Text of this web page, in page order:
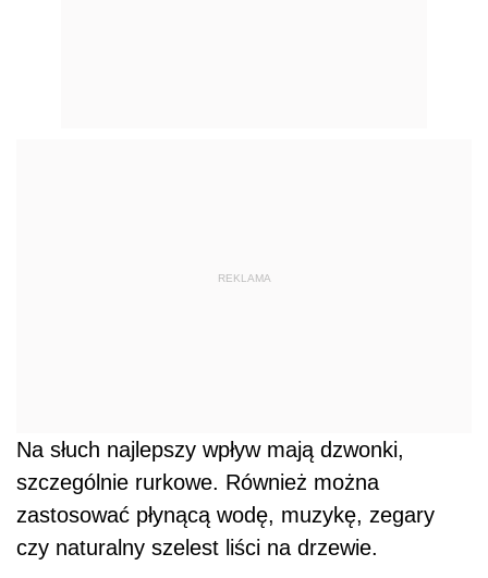
REKLAMA
Na słuch najlepszy wpływ mają dzwonki,
szczególnie rurkowe. Również można
zastosować płynącą wodę, muzykę, zegary
czy naturalny szelest liści na drzewie.